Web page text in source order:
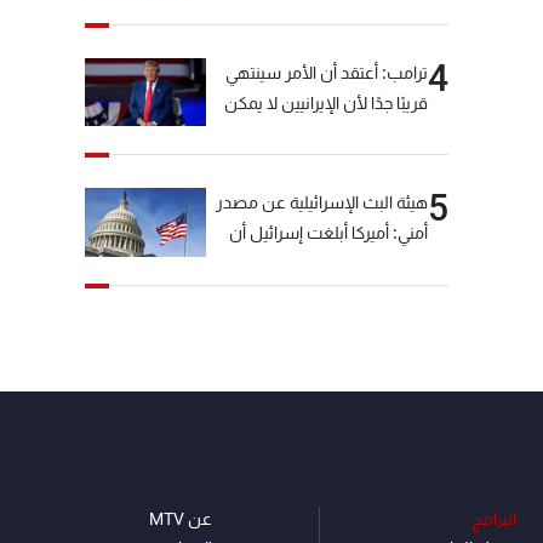
4ترامب: أعتقد أن الأمر سينتهي
قريبًا جدًا لأن الإيرانيين لا يمكن
5هيئة البث الإسرائيلية عن مصدر
أمني: أميركا أبلغت إسرائيل أن
البرامج
عن MTV